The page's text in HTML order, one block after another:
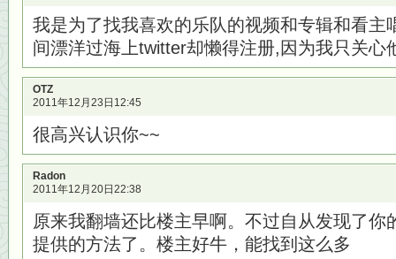
我是为了找我喜欢的乐队的视频和专辑和看主
间漂洋过海上twitter却懒得注册,因为我只关心
OTZ
2011年12月23日12:45
很高兴认识你~~
Radon
2011年12月20日22:38
原来我翻墙还比楼主早啊。不过自从发现了你
提供的方法了。楼主好牛，能找到这么多